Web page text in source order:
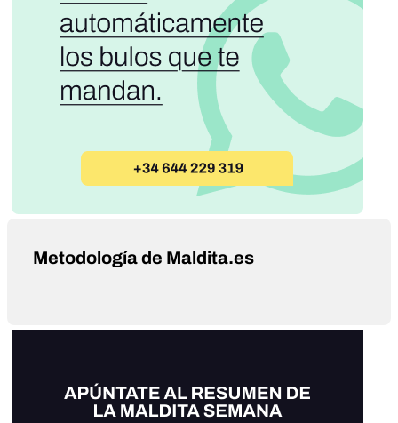
Metodología de Maldita.es